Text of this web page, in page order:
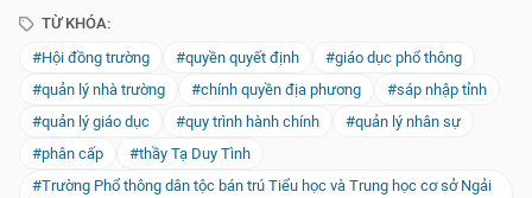
TỪ KHÓA:
#Hội đồng trường
#quyền quyết định
#giáo dục phổ thông
#quản lý nhà trường
#chính quyền địa phương
#sáp nhập tỉnh
#quản lý giáo dục
#quy trình hành chính
#quản lý nhân sự
#phân cấp
#thầy Tạ Duy Tình
#Trường Phổ thông dân tộc bán trú Tiểu học và Trung học cơ sở Ngải